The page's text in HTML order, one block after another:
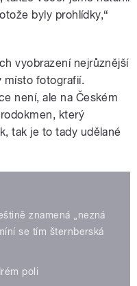
byly prohlídky,“
vyobrazení nejrůznější
místo fotografií.
není, ale na Českém
který
tak je to tady udělané
znamená „nezná
se tím šternberská
poli